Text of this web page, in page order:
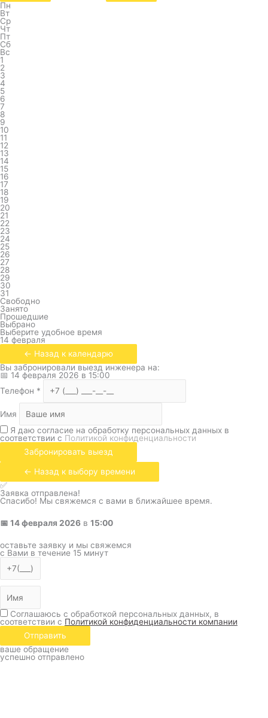
Пн
Вт
Ср
Чт
Пт
Сб
Вс
1
2
3
4
5
6
7
8
9
10
11
12
13
14
15
16
17
18
19
20
21
22
23
24
25
26
27
28
29
30
31
Свободно
Занято
Прошедшие
Выбрано
Выберите удобное время
14 февраля
← Назад к календарю
Вы забронировали выезд инженера на:
📅 14 февраля 2026 в 15:00
Телефон *
Имя
Я даю согласие на обработку персональных данных в
соответствии с Политикой конфиденциальности
Забронировать выезд
← Назад к выбору времени
✅
Заявка отправлена!
Спасибо! Мы свяжемся с вами в ближайшее время.
📅 14 февраля 2026 в 15:00
оставьте заявку и мы свяжемся
с Вами в течение 15 минут
Соглашаюсь с обработкой персональных данных, в
соответствии с Политикой конфиденциальности компании
Отправить
ваше обращение
успешно отправлено